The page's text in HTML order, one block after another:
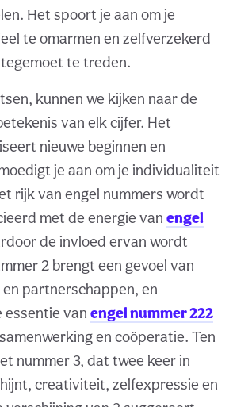
Het spoort je aan om je
te omarmen en zelfverzekerd
te treden.
kunnen we kijken naar de
van elk cijfer. Het
nieuwe beginnen en
je aan om je individualiteit
rijk van engel nummers wordt
met de energie van engel
de invloed ervan wordt
2 brengt een gevoel van
partnerschappen, en
essentie van engel nummer 222
en coöperatie. Ten
nummer 3, dat twee keer in
creativiteit, zelfexpressie en